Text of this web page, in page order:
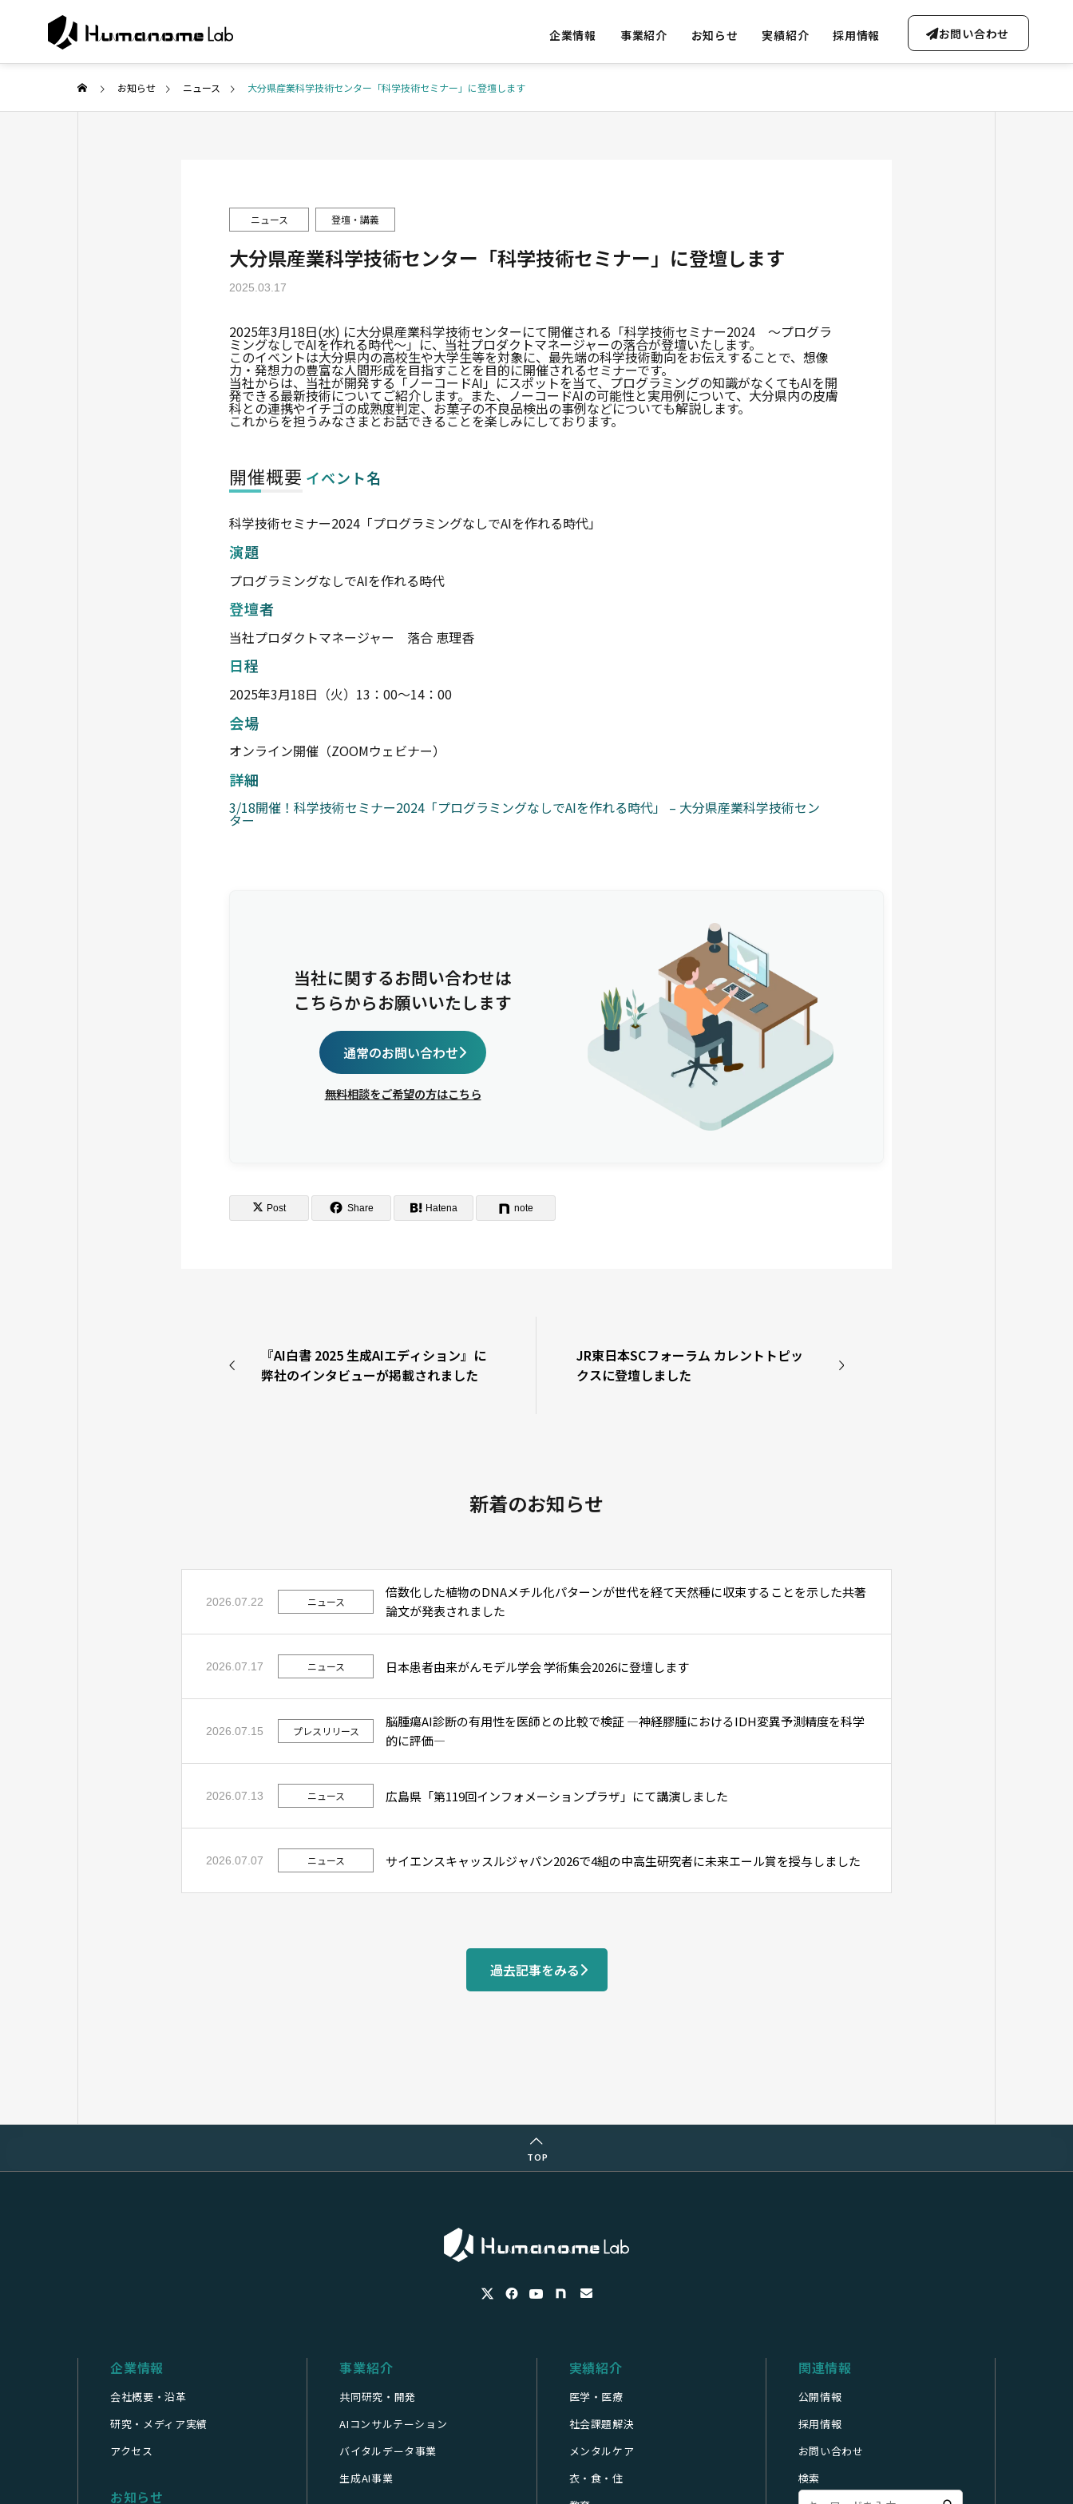
企業情報 事業紹介 お知らせ 実績紹介 採用情報 お問い合わせ
PUBLISHED
研究・メディア実績
ACCESS FREE CONSULTATION
共同研究・開発 AIコンサルテーション バイタルデータ事業
お知らせ ニュース 大分県産業科学技術センター「科学技術セミナー」に登壇します
ニュース 登壇・講義
大分県産業科学技術センター「科学技術セミナー」に登壇します
2025.03.17
2025年3月18日(水) に大分県産業科学技術センターにて開催される「科学技術セミナー2024 ～プログラ
ミングなしでAIを作れる時代～」に、当社プロダクトマネージャーの落合が登壇いたします。
このイベントは大分県内の高校生や大学生等を対象に、最先端の科学技術動向をお伝えすることで、想像
力・発想力の豊富な人間形成を目指すことを目的に開催されるセミナーです。
当社からは、当社が開発する「ノーコードAI」にスポットを当て、プログラミングの知識がなくてもAIを開
発できる最新技術についてご紹介します。また、ノーコードAIの可能性と実用例について、大分県内の皮膚
科との連携やイチゴの成熟度判定、お菓子の不良品検出の事例などについても解説します。
これからを担うみなさまとお話できることを楽しみにしております。
開催概要 イベント名
科学技術セミナー2024「プログラミングなしでAIを作れる時代」
演題
プログラミングなしでAIを作れる時代
登壇者
当社プロダクトマネージャー 落合 恵理香
日程
2025年3月18日（火）13：00～14：00
会場
オンライン開催（ZOOMウェビナー）
詳細
3/18開催！科学技術セミナー2024「プログラミングなしでAIを作れる時代」 – 大分県産業科学技術セン
ター
当社に関するお問い合わせは
こちらからお願いいたします
通常のお問い合わせ
無料相談をご希望の方はこちら
Post Share Hatena note
『AI白書 2025 生成AIエディション』に
弊社のインタビューが掲載されました
JR東日本SCフォーラム カレントトピッ
クスに登壇しました
新着のお知らせ
2026.07.22 ニュース
倍数化した植物のDNAメチル化パターンが世代を経て天然種に収束することを示した共著
論文が発表されました
2026.07.17 ニュース 日本患者由来がんモデル学会 学術集会2026に登壇します
2026.07.15 プレスリリース
脳腫瘍AI診断の有用性を医師との比較で検証 ―神経膠腫におけるIDH変異予測精度を科学
的に評価―
2026.07.13 ニュース 広島県「第119回インフォメーションプラザ」にて講演しました
2026.07.07 ニュース サイエンスキャッスルジャパン2026で4組の中高生研究者に未来エール賞を授与しました
過去記事をみる
TOP
企業情報
会社概要・沿革
研究・メディア実績
アクセス
お知らせ
事業紹介
共同研究・開発
AIコンサルテーション
バイタルデータ事業
生成AI事業
実績紹介
医学・医療
社会課題解決
メンタルケア
衣・食・住
関連情報
公開情報
採用情報
お問い合わせ
検索